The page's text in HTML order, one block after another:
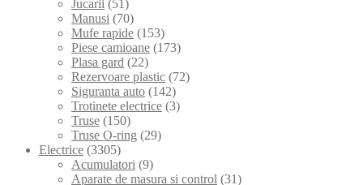
Jucarii (51)
Manusi (70)
Mufe rapide (153)
Piese camioane (173)
Plasa gard (22)
Rezervoare plastic (72)
Siguranta auto (142)
Trotinete electrice (3)
Truse (150)
Truse O-ring (29)
Electrice (3305)
Acumulatori (9)
Aparate de masura si control (31)